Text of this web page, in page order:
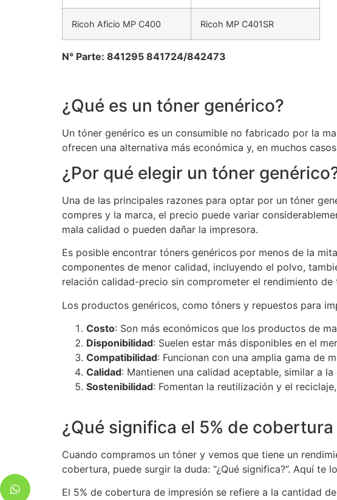
Ricoh Aficio MP C400 Ricoh MP C401SR
N° Parte: 841295 841724/842473
¿Qué es un tóner genérico?
Un tóner genérico es un consumible no fabricado por la
ofrecen una alternativa más económica y, en muchos
¿Por qué elegir un tóner
Una de las principales razones para optar por un tóner
compres y la marca, el precio puede variar
mala calidad o pueden dañar la impresora.
Es posible encontrar tóners genéricos por menos de la
componentes de menor calidad, incluyendo el polvo,
relación calidad-precio sin comprometer el rendimiento de
Los productos genéricos, como tóners y repuestos para
Costo: Son más económicos que los productos de
Disponibilidad: Suelen estar más disponibles en el
Compatibilidad: Funcionan con una amplia gama de
Calidad: Mantienen una calidad aceptable, similar a
Sostenibilidad: Fomentan la reutilización y el
¿Qué significa el 5% de
Cuando compramos un tóner y vemos que tiene un
cobertura, puede surgir la duda: “¿Qué significa?”. Aquí te
El 5% de cobertura de impresión se refiere a la cantidad